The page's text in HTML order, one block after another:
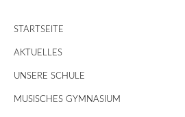
STARTSEITE
AKTUELLES
UNSERE SCHULE
MUSISCHES GYMNASIUM